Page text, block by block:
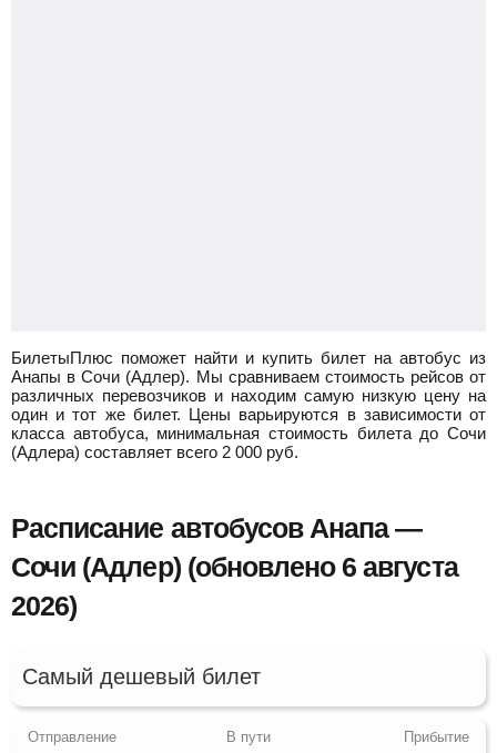
БилетыПлюс поможет найти и купить билет на автобус из
Анапы в Сочи (Адлер). Мы сравниваем стоимость рейсов от
различных перевозчиков и находим самую низкую цену на
один и тот же билет. Цены варьируются в зависимости от
класса автобуса, минимальная стоимость билета до Сочи
(Адлера) составляет всего 2 000 руб.
Расписание автобусов Анапа —
Сочи (Адлер) (обновлено 6 августа
2026)
Самый дешевый билет